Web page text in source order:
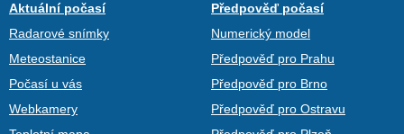
Aktuální počasí
Radarové snímky
Meteostanice
Počasí u vás
Webkamery
Předpověď počasí
Numerický model
Předpověď pro Prahu
Předpověď pro Brno
Předpověď pro Ostravu